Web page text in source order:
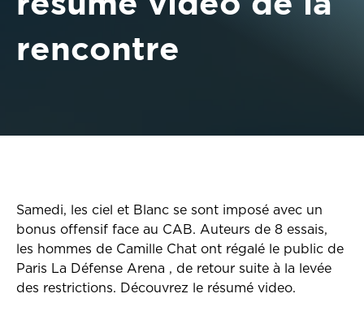
rencontre
Samedi, les ciel et Blanc se sont imposé avec un
bonus offensif face au CAB. Auteurs de 8 essais,
les hommes de Camille Chat ont régalé le public de
Paris La Défense Arena , de retour suite à la levée
des restrictions. Découvrez le résumé video.